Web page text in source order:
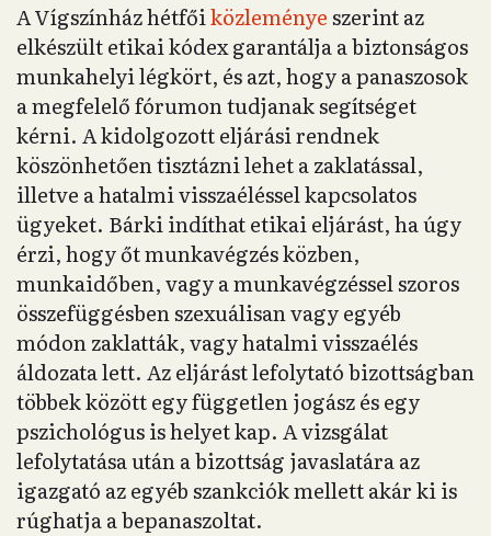
A Vígszínház hétfőiközleményeszerint az
elkészült etikai kódex garantálja a biztonságos
munkahelyi légkört, és azt, hogy a panaszosok
a megfelelő fórumon tudjanak segítséget
kérni. A kidolgozott eljárási rendnek
köszönhetően tisztázni lehet a zaklatással,
illetve a hatalmi visszaéléssel kapcsolatos
ügyeket. Bárki indíthat etikai eljárást, ha úgy
érzi, hogy őt munkavégzés közben,
munkaidőben, vagy a munkavégzéssel szoros
összefüggésben szexuálisan vagy egyéb
módon zaklatták, vagy hatalmi visszaélés
áldozata lett. Az eljárást lefolytató bizottságban
többek között egy független jogász és egy
pszichológus is helyet kap. A vizsgálat
lefolytatása után a bizottság javaslatára az
igazgató az egyéb szankciók mellett akár ki is
rúghatja a bepanaszoltat.